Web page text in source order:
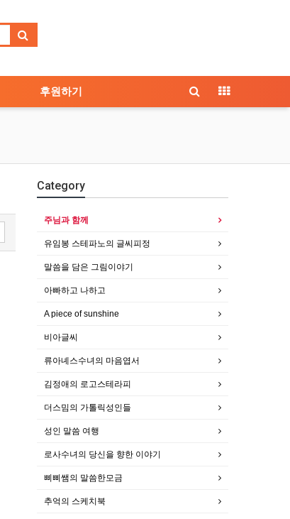
후원하기
Category
주님과 함께
유임봉 스테파노의 글씨피정
말씀을 담은 그림이야기
아빠하고 나하고
A piece of sunshine
비아글씨
류아녜스수녀의 마음엽서
김정애의 로고스테라피
더스밈의 가톨릭성인들
성인 말씀 여행
로사수녀의 당신을 향한 이야기
삐삐쌤의 말씀한모금
추억의 스케치북